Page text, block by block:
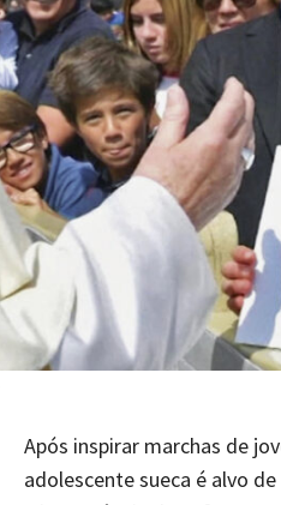
Após inspirar marchas de
adolescente sueca é alvo